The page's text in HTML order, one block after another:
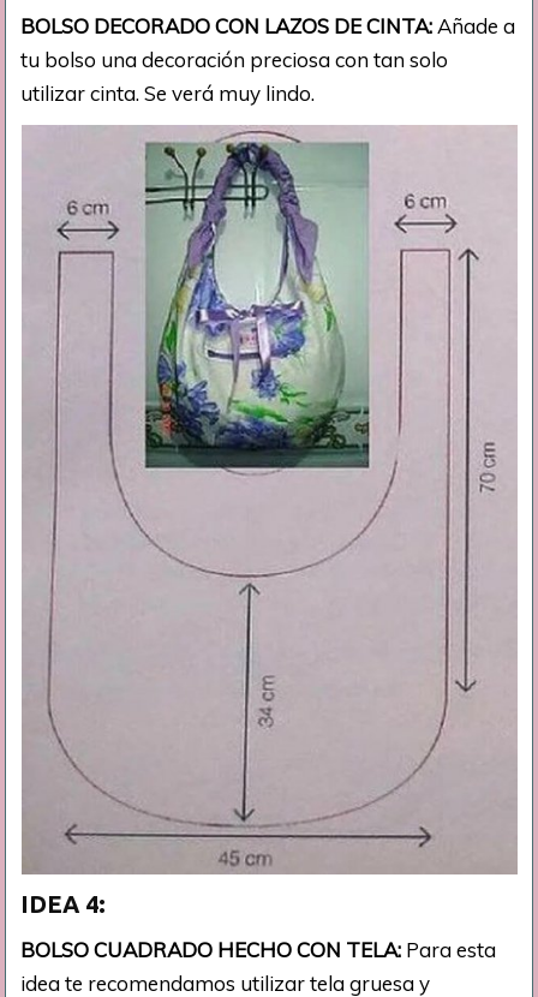
BOLSO DECORADO CON LAZOS DE CINTA: Añade a
tu bolso una decoración preciosa con tan solo
utilizar cinta. Se verá muy lindo.
IDEA 4:
BOLSO CUADRADO HECHO CON TELA: Para esta
idea te recomendamos utilizar tela gruesa y